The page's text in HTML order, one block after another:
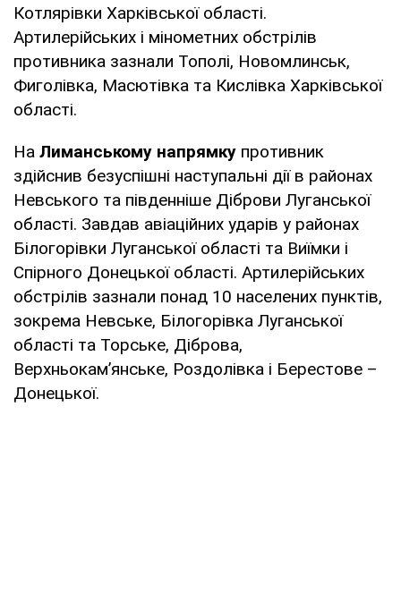
Котлярівки Харківської області.
Артилерійських і мінометних обстрілів
противника зазнали Тополі, Новомлинськ,
Фиголівка, Масютівка та Кислівка Харківської
області.
На Лиманському напрямку противник
здійснив безуспішні наступальні дії в районах
Невського та південніше Діброви Луганської
області. Завдав авіаційних ударів у районах
Білогорівки Луганської області та Виїмки і
Спірного Донецької області. Артилерійських
обстрілів зазнали понад 10 населених пунктів,
зокрема Невське, Білогорівка Луганської
області та Торське, Діброва,
Верхньокам’янське, Роздолівка і Берестове –
Донецької.